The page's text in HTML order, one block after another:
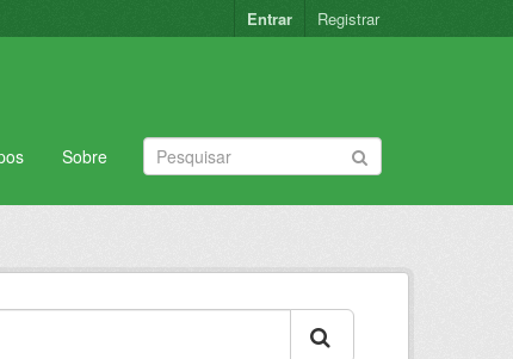
Entrar Registrar
Sobre